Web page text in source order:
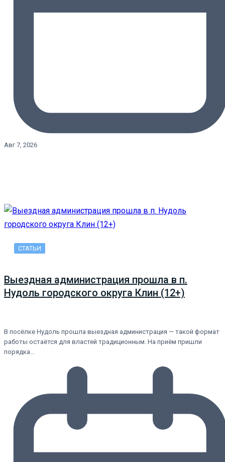
Авг 7, 2026
СТАТЬИ
Выездная администрация прошла в п.
Нудоль городского округа Клин (12+)
В посёлке Нудоль прошла выездная администрация — такой формат
работы остаётся для властей традиционным. На приём пришли
порядка…